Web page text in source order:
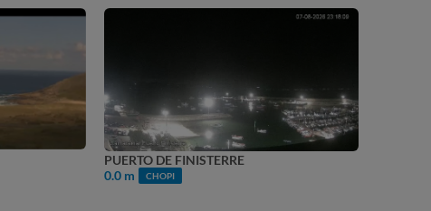
PLAYA ÉZARO
0.0 m